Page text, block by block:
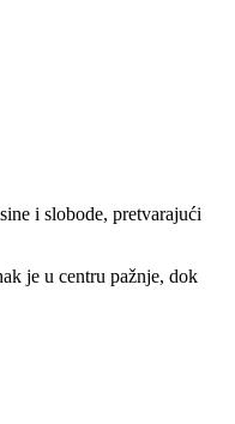
i slobode, pretvarajući
je u centru pažnje, dok